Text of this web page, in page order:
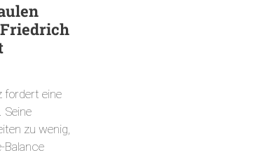
fordert eine
Seine
zu wenig,
Balance